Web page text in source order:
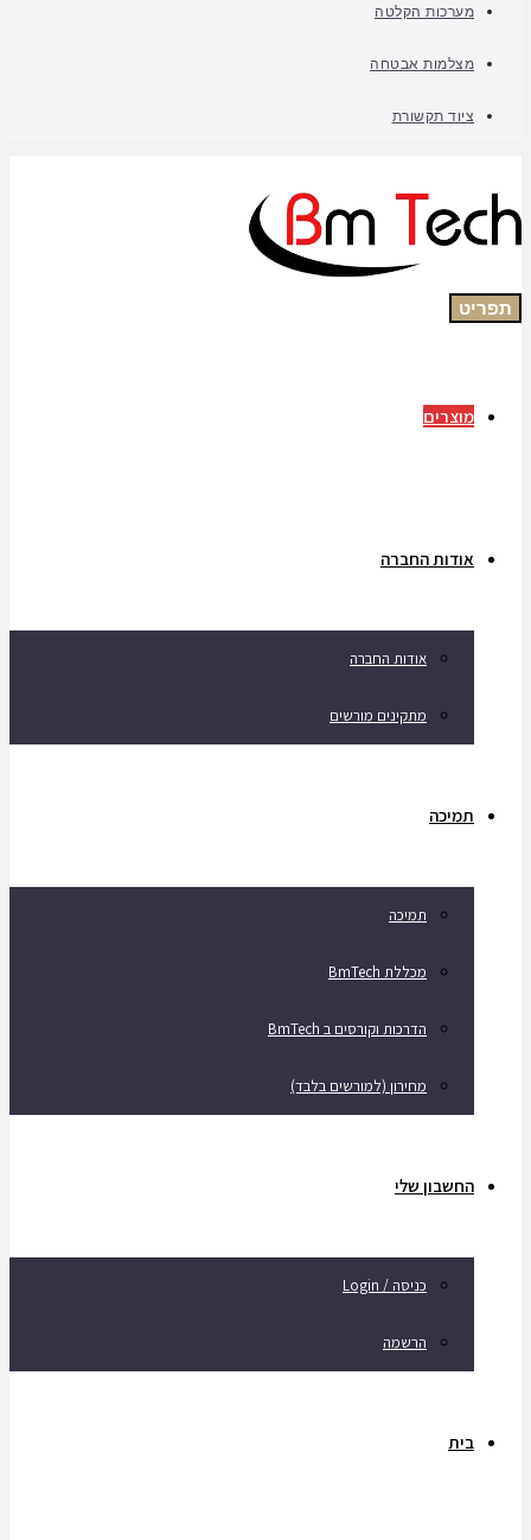
מערכות הקלטה
מצלמות אבטחה
ציוד תקשורת
תפריט
מוצרים
אודות החברה
אודות החברה
מתקינים מורשים
תמיכה
תמיכה
מכללת BmTech
הדרכות וקורסים ב BmTech
מחירון (למורשים בלבד)
החשבון שלי
כניסה / Login
הרשמה
בית